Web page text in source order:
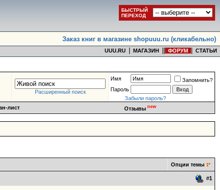
БЫСТРЫЙ
ПЕРЕХОД
Заказ книг в магазине shopuuu.ru (кликабельно)
UUU.RU МАГАЗИН ФОРУМ СТАТЬИ
Расширенный поиск
Имя
Запомнить?
Пароль
Забыли пароль?
лист
Отзывы new
Опции темы
#1